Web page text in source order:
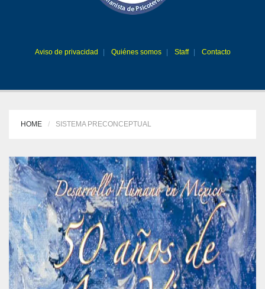
Aviso de privacidad Quiénes somos Staff Contacto
HOME SISTEMA PRECONCEPTUAL